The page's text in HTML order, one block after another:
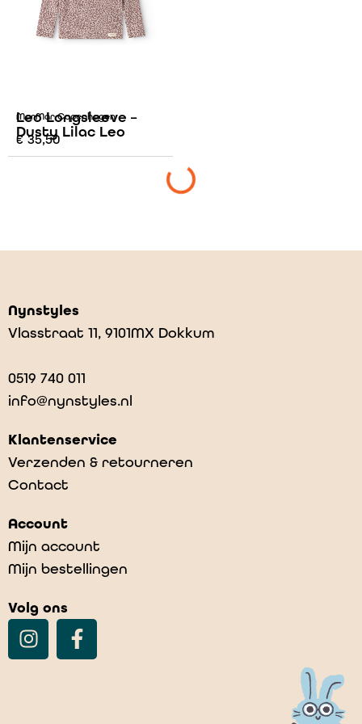
MarMar Copenhagen
Leo Longsleeve –
Dusty Lilac Leo
€35,50
Nynstyles
Vlasstraat 11, 9101MX Dokkum
0519 740 011
info@nynstyles.nl
Klantenservice
Verzenden & retourneren
Contact
Account
Mijn account
Mijn bestellingen
Volg ons